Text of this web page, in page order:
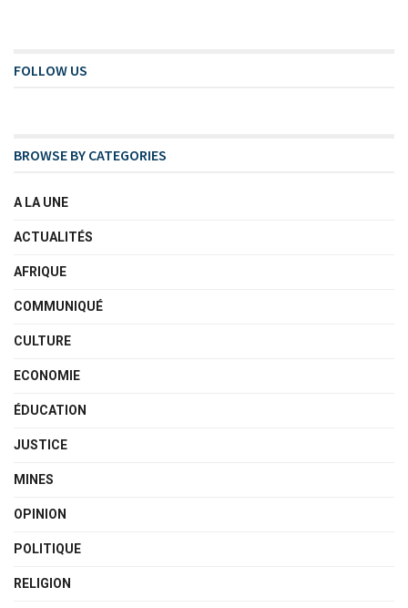
FOLLOW US
BROWSE BY CATEGORIES
A LA UNE
ACTUALITÉS
AFRIQUE
COMMUNIQUÉ
CULTURE
ECONOMIE
ÉDUCATION
JUSTICE
MINES
OPINION
POLITIQUE
RELIGION